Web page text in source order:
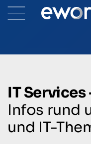
IT Services
Infos rund
und IT-